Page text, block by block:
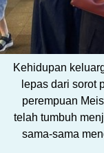
Kehidupan
lepas dari sorot
perempuan
telah tumbuh
sama-sama